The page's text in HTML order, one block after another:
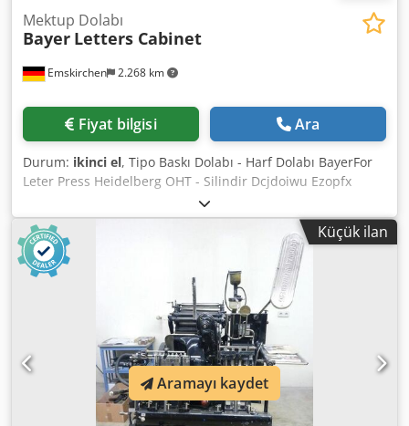
Emskirchen 2.268 km
Mektup Dolabı
Bayer Letters Cabinet
Fiyat bilgisi Ara
Durum: ikinci el, Tipo Baskı Dolabı - Harf Dolabı BayerFor
Leter Press Heidelberg OHT - Silindir Dcjdoiwu Ezopfx
Agfek Skype-Video ile Online-Video-İnspeksiyon
Ziyaretinizden çok memnun oluruz - daha fazla makine
stokta Hemen Kullanılabilir - İncelenebilir Stokta
Emskirchen / Nürnberg - Test edilebilir
Küçük ilan
Aramayı kaydet